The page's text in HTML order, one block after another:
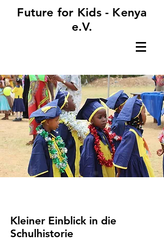
Future for Kids - Kenya
e.V.
Kleiner Einblick in die
Schulhistorie